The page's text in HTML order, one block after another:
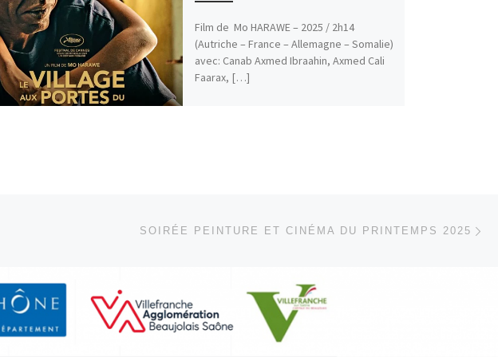
Film de Mo HARAWE – 2025 / 2h14
(Autriche – France – Allemagne – Somalie)
avec: Canab Axmed Ibraahin, Axmed Cali
Faarax, […]
À LA LISTE DES ARTICLESSOIRÉE PEINTURE ET CINÉMA DU PRINTEMPS 2025